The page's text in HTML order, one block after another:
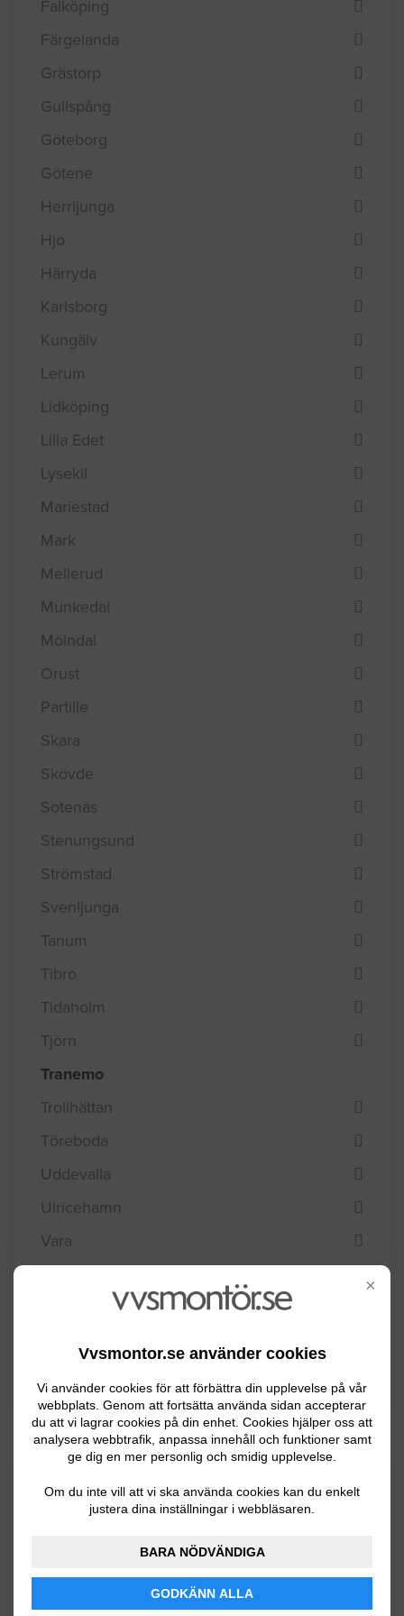
×
Vvsmontor.se använder cookies
Vi använder cookies för att förbättra din upplevelse på vår
webbplats. Genom att fortsätta använda sidan accepterar
du att vi lagrar cookies på din enhet. Cookies hjälper oss att
analysera webbtrafik, anpassa innehåll och funktioner samt
ge dig en mer personlig och smidig upplevelse.
Om du inte vill att vi ska använda cookies kan du enkelt
justera dina inställningar i webbläsaren.
BARA NÖDVÄNDIGA
GODKÄNN ALLA
Falköping
Färgelanda
Grästorp
Gullspång
Göteborg
Götene
Herrljunga
Hjo
Härryda
Karlsborg
Kungälv
Lerum
Lidköping
Lilla Edet
Lysekil
Mariestad
Mark
Mellerud
Munkedal
Mölndal
Orust
Partille
Skara
Skövde
Sotenäs
Stenungsund
Strömstad
Svenljunga
Tanum
Tibro
Tidaholm
Tjörn
Tranemo
Trollhättan
Töreboda
Uddevalla
Ulricehamn
Vara
Vänersborg
Kommuninformation
Tranemo ligger i Västra Götalands län och har
ca 11700 invånare. Det är ett mycket skogs
och sjörikt landskap med mycket myrmarker.